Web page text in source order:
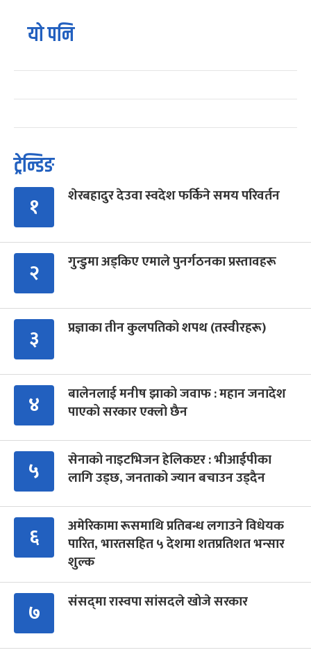
यो पनि
ट्रेन्डिङ
१ शेरबहादुर देउवा स्वदेश फर्किने समय परिवर्तन
२ गुन्डुमा अड्किए एमाले पुनर्गठनका प्रस्तावहरू
३ प्रज्ञाका तीन कुलपतिको शपथ (तस्वीरहरू)
४
बालेनलाई मनीष झाको जवाफ : महान जनादेश
पाएको सरकार एक्लो छैन
५
सेनाको नाइटभिजन हेलिकप्टर : भीआईपीका
लागि उड्छ, जनताको ज्यान बचाउन उड्दैन
६
अमेरिकामा रूसमाथि प्रतिबन्ध लगाउने विधेयक
पारित, भारतसहित ५ देशमा शतप्रतिशत भन्सार
शुल्क
७ संसद्‍मा रास्वपा सांसदले खोजे सरकार